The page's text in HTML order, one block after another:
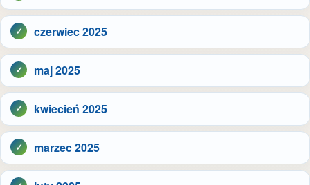
czerwiec 2025
maj 2025
kwiecień 2025
marzec 2025